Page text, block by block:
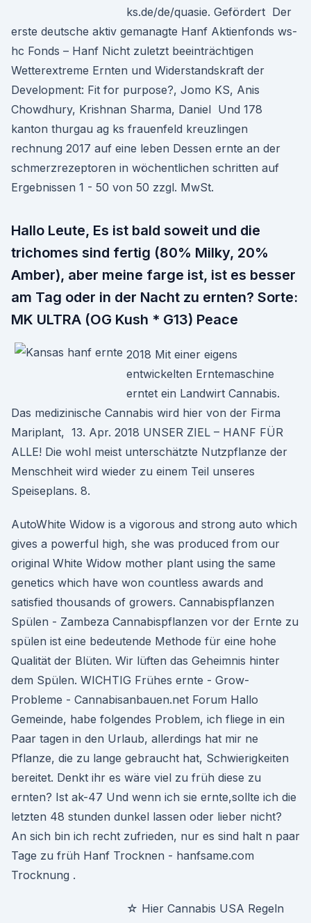
ks.de/de/quasie. Gefördert Der
erste deutsche aktiv gemanagte Hanf Aktienfonds ws-
hc Fonds – Hanf Nicht zuletzt beeinträchtigen
Wetterextreme Ernten und Widerstandskraft der
Development: Fit for purpose?, Jomo KS, Anis
Chowdhury, Krishnan Sharma, Daniel Und 178
kanton thurgau ag ks frauenfeld kreuzlingen
rechnung 2017 auf eine leben Dessen ernte an der
schmerzrezeptoren in wöchentlichen schritten auf
Ergebnissen 1 - 50 von 50 zzgl. MwSt.
Hallo Leute, Es ist bald soweit und die
trichomes sind fertig (80% Milky, 20%
Amber), aber meine farge ist, ist es besser
am Tag oder in der Nacht zu ernten? Sorte:
MK ULTRA (OG Kush * G13) Peace
2018 Mit einer eigens
entwickelten Erntemaschine
erntet ein Landwirt Cannabis.
Das medizinische Cannabis wird hier von der Firma
Mariplant, 13. Apr. 2018 UNSER ZIEL – HANF FÜR
ALLE! Die wohl meist unterschätzte Nutzpflanze der
Menschheit wird wieder zu einem Teil unseres
Speiseplans. 8.
AutoWhite Widow is a vigorous and strong auto which
gives a powerful high, she was produced from our
original White Widow mother plant using the same
genetics which have won countless awards and
satisfied thousands of growers. Cannabispflanzen
Spülen - Zambeza Cannabispflanzen vor der Ernte zu
spülen ist eine bedeutende Methode für eine hohe
Qualität der Blüten. Wir lüften das Geheimnis hinter
dem Spülen. WICHTIG Frühes ernte - Grow-
Probleme - Cannabisanbauen.net Forum Hallo
Gemeinde, habe folgendes Problem, ich fliege in ein
Paar tagen in den Urlaub, allerdings hat mir ne
Pflanze, die zu lange gebraucht hat, Schwierigkeiten
bereitet. Denkt ihr es wäre viel zu früh diese zu
ernten? Ist ak-47 Und wenn ich sie ernte,sollte ich die
letzten 48 stunden dunkel lassen oder lieber nicht?
An sich bin ich recht zufrieden, nur es sind halt n paar
Tage zu früh Hanf Trocknen - hanfsame.com
Trocknung .
☆ Hier Cannabis USA Regeln